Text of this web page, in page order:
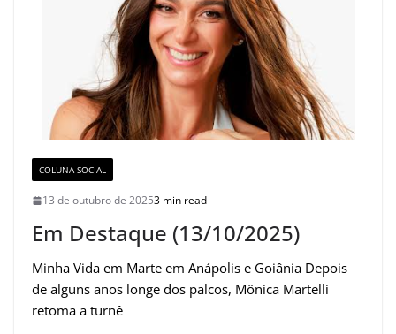
COLUNA SOCIAL
13 de outubro de 20253 min read
Em Destaque (13/10/2025)
Minha Vida em Marte em Anápolis e Goiânia Depois
de alguns anos longe dos palcos, Mônica Martelli
retoma a turnê